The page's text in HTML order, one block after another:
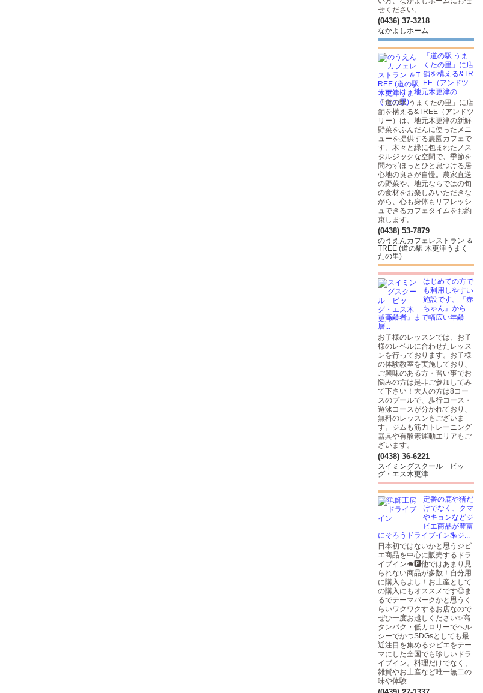
せください。
(0436) 37-3218
なかよしホーム
「道の駅 うま
くたの里」に店
舗を構える&TR
EE（アンドツ
リー）は、地元木更津の...
「道の駅 うまくたの里」に店
舗を構える&TREE（アンドツ
リー）は、地元木更津の新鮮
野菜をふんだんに使ったメニ
ューを提供する農園カフェで
す。木々と緑に包まれたノス
タルジックな空間で、季節を
問わずほっとひと息つける居
心地の良さが自慢。農家直送
の野菜や、地元ならではの旬
の食材をお楽しみいただきな
がら、心も身体もリフレッシ
ュできるカフェタイムをお約
束します。
(0438) 53-7879
のうえんカフェレストラン ＆
TREE (道の駅 木更津うまく
たの里)
はじめての方で
も利用しやすい
施設です。『赤
ちゃん』から
『高齢者』まで幅広い年齢
層...
お子様のレッスンでは、お子
様のレベルに合わせたレッス
ンを行っております。お子様
の体験教室を実施しており、
ご興味のある方・習い事でお
悩みの方は是非ご参加してみ
て下さい！大人の方は8コー
スのプールで、歩行コース・
遊泳コースが分かれており、
無料のレッスンもございま
す。ジムも筋力トレーニング
器具や有酸素運動エリアもご
ざいます。
(0438) 36-6221
スイミングスクール ビッ
グ・エス木更津
定番の鹿や猪だ
けでなく、クマ
やキョンなどジ
ビエ商品が豊富
にそろうドライブイン🎠ジ...
日本初ではないかと思うジビ
エ商品を中心に販売するドラ
イブイン🐗🅿他ではあまり見
られない商品が多数！自分用
に購入もよし！お土産として
の購入にもオススメです◎ま
るでテーマパークかと思うく
らいワクワクするお店なので
ぜひ一度お越しください✨高
タンパク・低カロリーでヘル
シーでかつSDGsとしても最
近注目を集めるジビエをテー
マにした全国でも珍しいドラ
イブイン。料理だけでなく、
雑貨やお土産など唯一無二の
味や体験...